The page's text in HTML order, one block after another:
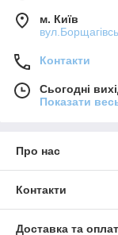
м. Київ
Контакти
Сьогодні
Показати
Про нас
Контакти
Доставка та